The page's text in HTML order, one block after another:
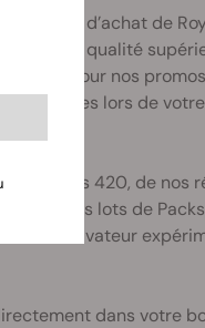
bons d’achat de
de qualité
à jour nos
économies lors de
promos 420, de nos
offert, nos lots de
un cultivateur
dans votre